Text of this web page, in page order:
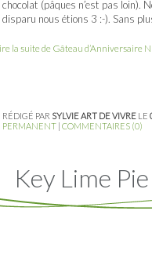
chocolat (pâques n’est pas loin).
disparu nous étions 3 :-). Sans
la suite de Gâteau d’Anniversaire
RÉDIGÉ PAR SYLVIE ART DE VIVRE LE
PERMANENT | COMMENTAIRES (0)
Key Lime Pie